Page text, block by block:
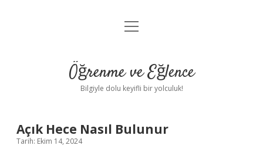
Anasayfa
Yasal Uyarı
menüyü
Öğrenme ve Eğlence
Bilgiyle dolu keyifli bir yolculuk!
Açık Hece Nasıl Bulunur
Tarih: Ekim 14, 2024